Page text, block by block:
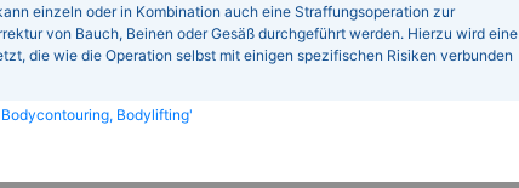
einzeln oder in Kombination auch eine Straffungsoperation zur
von Bauch, Beinen oder Gesäß durchgeführt werden. Hierzu wird eine
die wie die Operation selbst mit einigen spezifischen Risiken verbunden
Bodylifting'